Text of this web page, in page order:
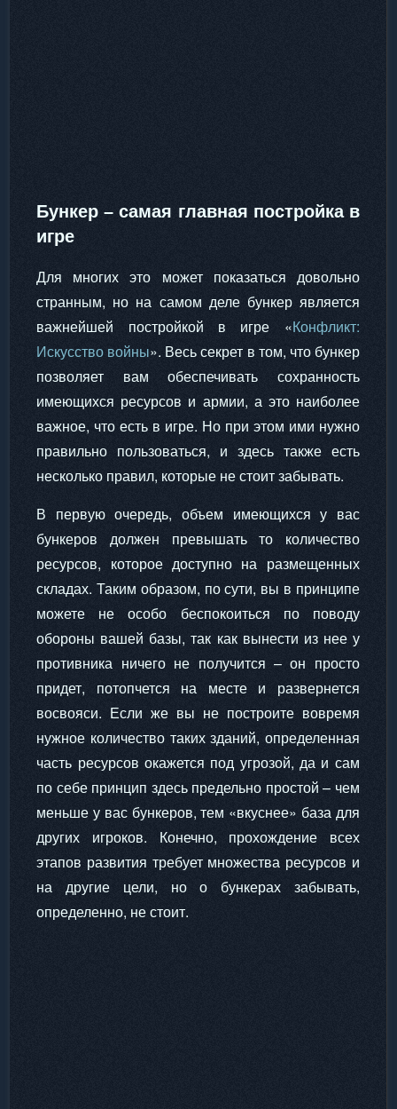
Бункер – самая главная постройка в
игре
Для многих это может показаться довольно
странным, но на самом деле бункер является
важнейшей постройкой в игре «Конфликт:
Искусство войны». Весь секрет в том, что бункер
позволяет вам обеспечивать сохранность
имеющихся ресурсов и армии, а это наиболее
важное, что есть в игре. Но при этом ими нужно
правильно пользоваться, и здесь также есть
несколько правил, которые не стоит забывать.
В первую очередь, объем имеющихся у вас
бункеров должен превышать то количество
ресурсов, которое доступно на размещенных
складах. Таким образом, по сути, вы в принципе
можете не особо беспокоиться по поводу
обороны вашей базы, так как вынести из нее у
противника ничего не получится – он просто
придет, потопчется на месте и развернется
восвояси. Если же вы не построите вовремя
нужное количество таких зданий, определенная
часть ресурсов окажется под угрозой, да и сам
по себе принцип здесь предельно простой – чем
меньше у вас бункеров, тем «вкуснее» база для
других игроков. Конечно, прохождение всех
этапов развития требует множества ресурсов и
на другие цели, но о бункерах забывать,
определенно, не стоит.